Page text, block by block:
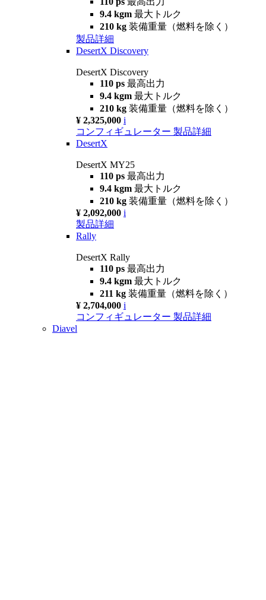
9.4 kgm 最大トルク
210 kg 装備重量（燃料を除く）
製品詳細
DesertX Discovery
DesertX Discovery
110 ps 最高出力
9.4 kgm 最大トルク
210 kg 装備重量（燃料を除く）
¥ 2,325,000 i
コンフィギュレーター 製品詳細
DesertX
DesertX MY25
110 ps 最高出力
9.4 kgm 最大トルク
210 kg 装備重量（燃料を除く）
¥ 2,092,000 i
製品詳細
Rally
DesertX Rally
110 ps 最高出力
9.4 kgm 最大トルク
211 kg 装備重量（燃料を除く）
¥ 2,704,000 i
コンフィギュレーター 製品詳細
Diavel